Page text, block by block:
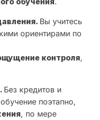
Вы учитесь
ориентирами по
контроля,
Без кредитов и
поэтапно,
, по мере